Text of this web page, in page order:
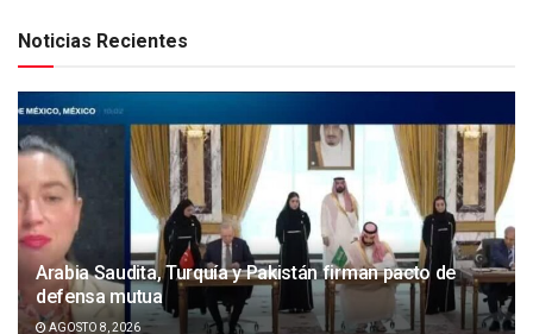
Noticias Recientes
Arabia Saudita, Turquía y Pakistán firman pacto de
defensa mutua
AGOSTO 8, 2026